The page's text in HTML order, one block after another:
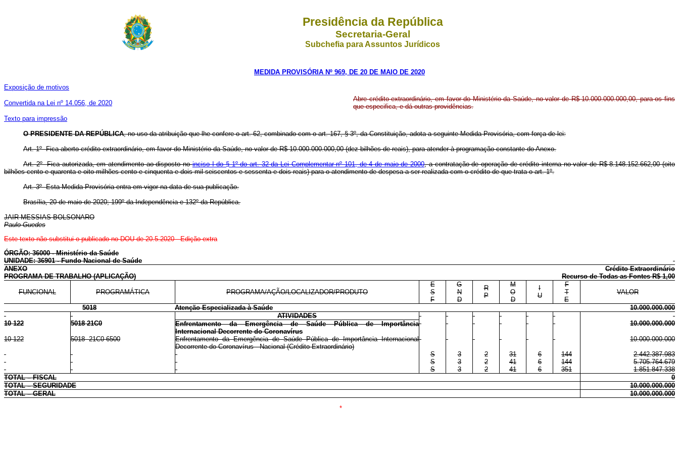
Presidência da República
Secretaria-Geral
Subchefia para Assuntos Jurídicos
MEDIDA PROVISÓRIA Nº 969, DE 20 DE MAIO DE 2020
Exposição de motivos
Convertida na Lei nº 14.056, de 2020
Texto para impressão
Abre crédito extraordinário, em favor do Ministério da Saúde, no valor de R$ 10.000.000.000,00, para os fins
que especifica, e dá outras providências.
O PRESIDENTE DA REPÚBLICA, no uso da atribuição que lhe confere o art. 62, combinado com o art. 167, § 3º, da Constituição, adota a seguinte Medida Provisória, com força de lei:
Art. 1º Fica aberto crédito extraordinário, em favor do Ministério da Saúde, no valor de R$ 10.000.000.000,00 (dez bilhões de reais), para atender à programação constante do Anexo.
Art. 2º Fica autorizada, em atendimento ao disposto noinciso I do § 1º do art. 32 da Lei Complementar nº 101, de 4 de maio de 2000, a contratação de operação de crédito interna no valor de R$ 8.148.152.662,00 (oito
bilhões cento e quarenta e oito milhões cento e cinquenta e dois mil seiscentos e sessenta e dois reais) para o atendimento de despesa a ser realizada com o crédito de que trata o art. 1º.
Art. 3º Esta Medida Provisória entra em vigor na data de sua publicação.
Brasília, 20 de maio de 2020; 199º da Independência e 132º da República.
JAIR MESSIAS BOLSONARO
Paulo Guedes
Este texto não substitui o publicado no DOU de 20.5.2020 - Edição extra
ÓRGÃO: 36000 - Ministério da Saúde
UNIDADE: 36901 - Fundo Nacional de Saúde
ANEXO
Crédito Extraordinário
PROGRAMA DE TRABALHO (APLICAÇÃO)
Recurso de Todas as Fontes R$ 1,00
FUNCIONAL PROGRAMÁTICA PROGRAMA/AÇÃO/LOCALIZADOR/PRODUTO
E
S
F
G
N
D
R
P
M
O
D
I
U
F
T
E
VALOR
5018 Atenção Especializada à Saúde
10.000.000.000
ATIVIDADES
10 122
5018 21C0
Enfrentamento da Emergência de Saúde Pública de Importância
Internacional Decorrente do Coronavírus
10.000.000.000
10 122 5018 21C0 6500
Enfrentamento da Emergência de Saúde Pública de Importância Internacional
Decorrente do Coronavírus - Nacional (Crédito Extraordinário)
10.000.000.000
S
3 2 31 6 144
2.442.387.983
S
3 2 41 6 144
5.705.764.679
S
3 2 41 6 351
1.851.847.338
TOTAL – FISCAL
0
TOTAL – SEGURIDADE
10.000.000.000
TOTAL – GERAL
10.000.000.000
*